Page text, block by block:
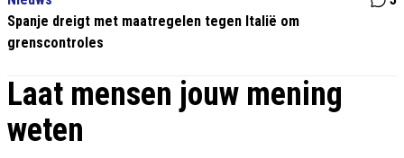
Spanje dreigt met maatregelen tegen Italië om
grenscontroles
Laat mensen jouw mening
weten